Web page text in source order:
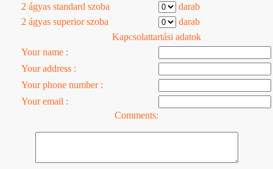
2 ágyas standard szoba
darab
2 ágyas superior szoba
darab
Kapcsolattartási adatok
Your name :
Your address :
Your phone number :
Your email :
Comments: